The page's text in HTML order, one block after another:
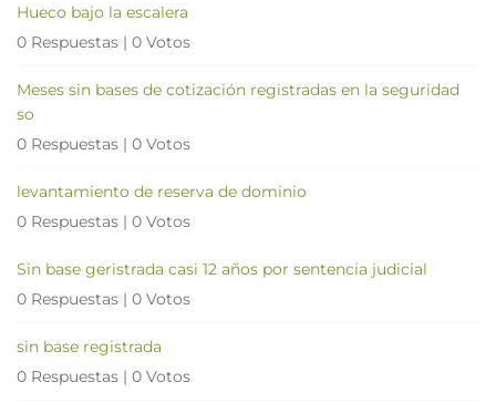
Hueco bajo la escalera
0 Respuestas | 0 Votos
Meses sin bases de cotización registradas en la seguridad
so
0 Respuestas | 0 Votos
levantamiento de reserva de dominio
0 Respuestas | 0 Votos
Sin base geristrada casi 12 años por sentencia judicial
0 Respuestas | 0 Votos
sin base registrada
0 Respuestas | 0 Votos